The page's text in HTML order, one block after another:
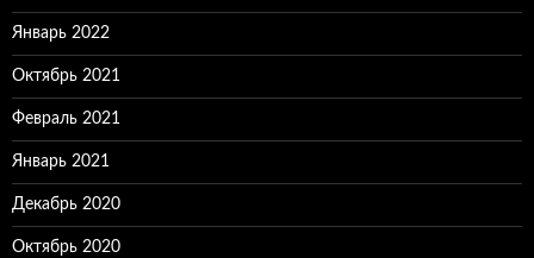
Январь 2022
Октябрь 2021
Февраль 2021
Январь 2021
Декабрь 2020
Октябрь 2020